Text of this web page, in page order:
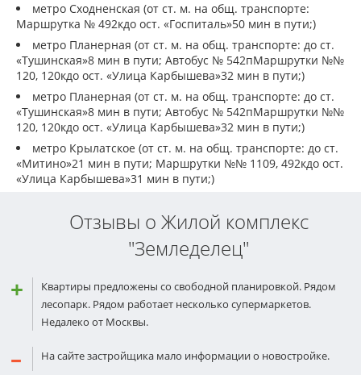
метро Сходненская (от ст. м. на общ. транспорте:
Маршрутка № 492кдо ост. «Госпиталь»50 мин в пути;)
метро Планерная (от ст. м. на общ. транспорте: до ст.
«Тушинская»8 мин в пути; Автобус № 542пМаршрутки №№
120, 120кдо ост. «Улица Карбышева»32 мин в пути;)
метро Планерная (от ст. м. на общ. транспорте: до ст.
«Тушинская»8 мин в пути; Автобус № 542пМаршрутки №№
120, 120кдо ост. «Улица Карбышева»32 мин в пути;)
метро Крылатское (от ст. м. на общ. транспорте: до ст.
«Митино»21 мин в пути; Маршрутки №№ 1109, 492кдо ост.
«Улица Карбышева»31 мин в пути;)
Отзывы о Жилой комплекс
"Земледелец"
Квартиры предложены со свободной планировкой. Рядом
лесопарк. Рядом работает несколько супермаркетов.
Недалеко от Москвы.
На сайте застройщика мало информации о новостройке.